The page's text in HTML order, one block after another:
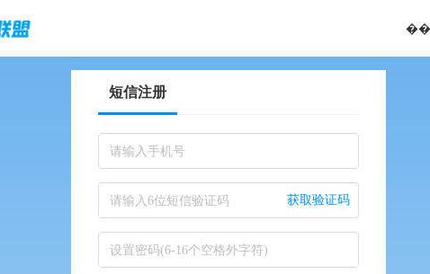
短信注册
请输入手机号
请输入6位短信验证码 获取验证码
设置密码(6-16个空格外字符)